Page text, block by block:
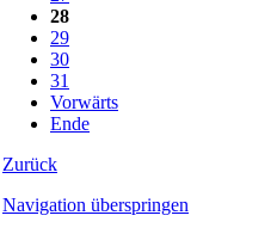
28
29
30
31
Vorwärts
Ende
Zurück
Navigation überspringen